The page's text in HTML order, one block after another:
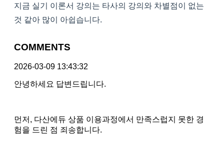
지금 실기 이론서 강의는 타사의 강의와 차별점이 없는
것 같아 많이 아쉽습니다.
COMMENTS
2026-03-09 13:43:32
안녕하세요 답변드립니다.
먼저, 다산에듀 상품 이용과정에서 만족스럽지 못한 경
험을 드린 점 죄송합니다.